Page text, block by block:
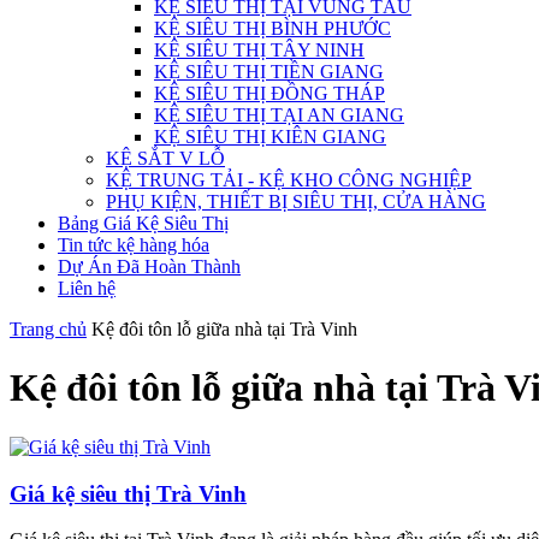
KỆ SIÊU THỊ TẠI VŨNG TÀU
KỆ SIÊU THỊ BÌNH PHƯỚC
KỆ SIÊU THỊ TÂY NINH
KỆ SIÊU THỊ TIỀN GIANG
KỆ SIÊU THỊ ĐỒNG THÁP
KỆ SIÊU THỊ TẠI AN GIANG
KỆ SIÊU THỊ KIÊN GIANG
KỆ SẮT V LỖ
KỆ TRUNG TẢI - KỆ KHO CÔNG NGHIỆP
PHỤ KIỆN, THIẾT BỊ SIÊU THỊ, CỬA HÀNG
Bảng Giá Kệ Siêu Thị
Tin tức kệ hàng hóa
Dự Án Đã Hoàn Thành
Liên hệ
Trang chủ Kệ đôi tôn lỗ giữa nhà tại Trà Vinh
Kệ đôi tôn lỗ giữa nhà tại Trà
Giá kệ siêu thị Trà Vinh